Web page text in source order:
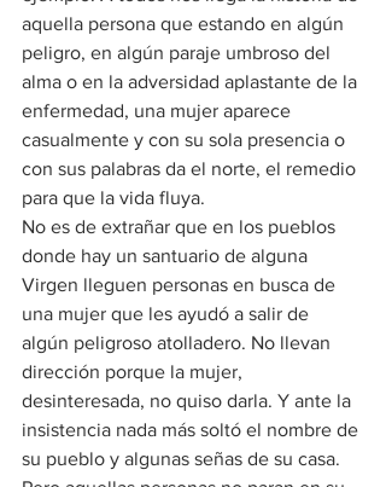
aquella persona que estando en algún
peligro, en algún paraje umbroso del
alma o en la adversidad aplastante de la
enfermedad, una mujer aparece
casualmente y con su sola presencia o
con sus palabras da el norte, el remedio
para que la vida fluya.
No es de extrañar que en los pueblos
donde hay un santuario de alguna
Virgen lleguen personas en busca de
una mujer que les ayudó a salir de
algún peligroso atolladero. No llevan
dirección porque la mujer,
desinteresada, no quiso darla. Y ante la
insistencia nada más soltó el nombre de
su pueblo y algunas señas de su casa.